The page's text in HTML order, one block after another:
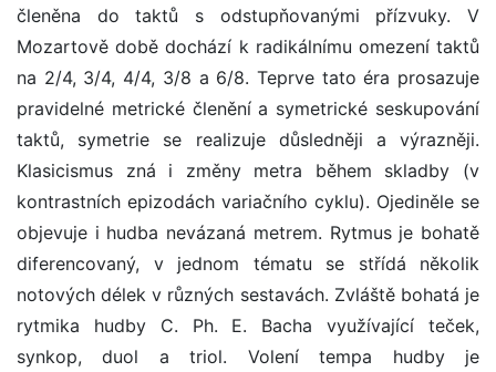
členěna do taktů s odstupňovanými přízvuky. V
Mozartově době dochází k radikálnímu omezení taktů
na 2/4, 3/4, 4/4, 3/8 a 6/8. Teprve tato éra prosazuje
pravidelné metrické členění a symetrické seskupování
taktů, symetrie se realizuje důsledněji a výrazněji.
Klasicismus zná i změny metra během skladby (v
kontrastních epizodách variačního cyklu). Ojediněle se
objevuje i hudba nevázaná metrem. Rytmus je bohatě
diferencovaný, v jednom tématu se střídá několik
notových délek v různých sestavách. Zvláště bohatá je
rytmika hudby C. Ph. E. Bacha využívající teček,
synkop, duol a triol. Volení tempa hudby je